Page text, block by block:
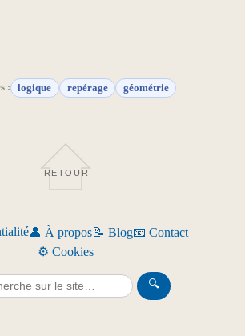
: logique repérage géométrie
RETOUR
👤 À propos📝 Blog📧 Contact
⚙️ Cookies
🔍